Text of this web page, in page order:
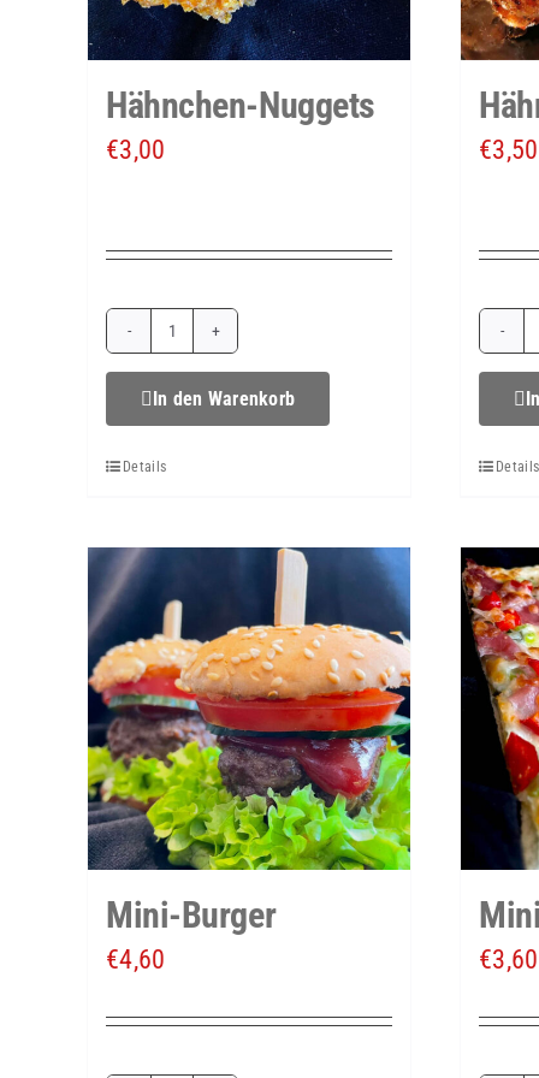
Hähnchen-Nuggets
€3,00
Hähnchen-
Nuggets
In den Warenkorb
Details
€3,50
Details
Mini-Burger
€4,60 €3,60